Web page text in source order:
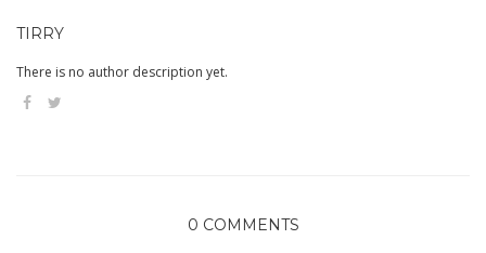
TIRRY
There is no author description yet.
0 COMMENTS